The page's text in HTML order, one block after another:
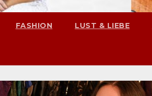
FASHION LUST & LIEBE